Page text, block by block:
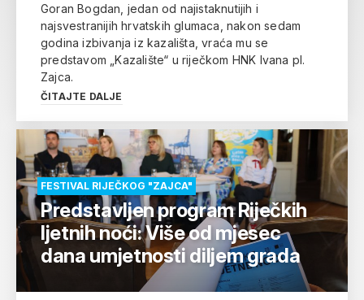
Goran Bogdan, jedan od najistaknutijih i
najsvestranijih hrvatskih glumaca, nakon sedam
godina izbivanja iz kazališta, vraća mu se
predstavom „Kazalište“ u riječkom HNK Ivana pl.
Zajca.
ČITAJTE DALJE
FESTIVAL RIJEČKOG "ZAJCA"
Predstavljen program Riječkih
ljetnih noći: Više od mjesec
dana umjetnosti diljem grada